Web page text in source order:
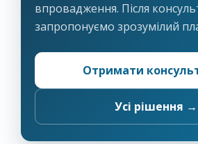
впровадження. Після
запропонуємо зрозумілий
Отримати
Усі рішення →